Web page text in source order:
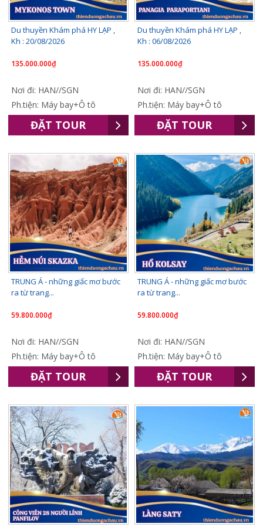
Du thuyền Khám phá HY LẠP ,
Kh : 20/08/2026
135.000.000₫
Nơi đi: HAN//SGN
Ph.tiện: Máy bay+Ô tô
ĐẶT TOUR
Du thuyền Khám phá HY LẠP ,
Kh : 06/08/2026
135.000.000₫
Nơi đi: HAN//SGN
Ph.tiện: Máy bay+Ô tô
ĐẶT TOUR
TRUNG Á - những giấc mơ bước
ra từ trang...
59.800.000₫
Nơi đi: HAN//SGN
Ph.tiện: Máy bay+Ô tô
ĐẶT TOUR
TRUNG Á - những giấc mơ bước
ra từ trang...
59.800.000₫
Nơi đi: HAN//SGN
Ph.tiện: Máy bay+Ô tô
ĐẶT TOUR